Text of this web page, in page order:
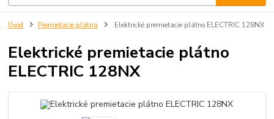
Úvod Premietacie plátna Elektrické premietacie plátno ELECTRIC 128NX
Elektrické premietacie plátno
ELECTRIC 128NX